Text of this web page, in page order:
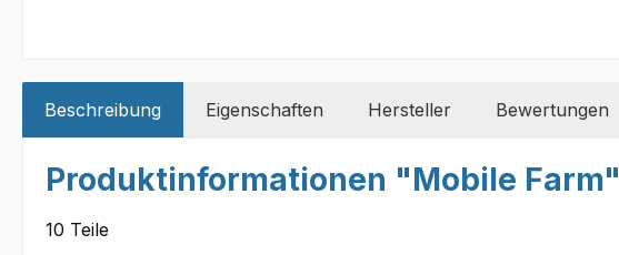
Beschreibung Eigenschaften Hersteller Bewertungen
Produktinformationen "Mobile Farm"
10 Teile